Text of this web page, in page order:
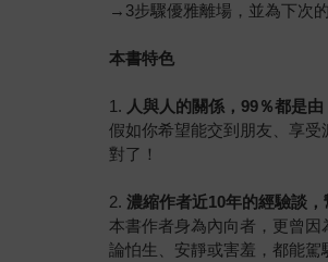
→3步驟優雅離場，並為下次
本書特色
1. 人與人的關係，99％都是由
假如你希望能交到朋友、享
對了！
2.濃縮作者近10年的經驗談
本書作者身為內向者，更曾
論怕生、安靜或害羞，都能駕